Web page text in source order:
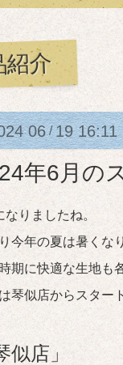
紹介
06/19 16:11
年6月の
なりましたね。
今年の夏は暑くな
期に快適な生地も
琴似店からスター
似店」